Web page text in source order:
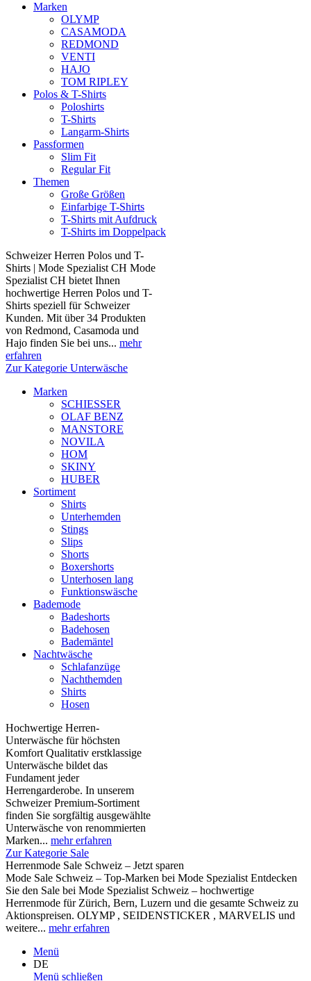
Marken
OLYMP
CASAMODA
REDMOND
VENTI
HAJO
TOM RIPLEY
Polos & T-Shirts
Poloshirts
T-Shirts
Langarm-Shirts
Passformen
Slim Fit
Regular Fit
Themen
Große Größen
Einfarbige T-Shirts
T-Shirts mit Aufdruck
T-Shirts im Doppelpack
Schweizer Herren Polos und T-
Shirts | Mode Spezialist CH Mode
Spezialist CH bietet Ihnen
hochwertige Herren Polos und T-
Shirts speziell für Schweizer
Kunden. Mit über 34 Produkten
von Redmond, Casamoda und
Hajo finden Sie bei uns... mehr
erfahren
Zur Kategorie Unterwäsche
Marken
SCHIESSER
OLAF BENZ
MANSTORE
NOVILA
HOM
SKINY
HUBER
Sortiment
Shirts
Unterhemden
Stings
Slips
Shorts
Boxershorts
Unterhosen lang
Funktionswäsche
Bademode
Badeshorts
Badehosen
Bademäntel
Nachtwäsche
Schlafanzüge
Nachthemden
Shirts
Hosen
Hochwertige Herren-
Unterwäsche für höchsten
Komfort Qualitativ erstklassige
Unterwäsche bildet das
Fundament jeder
Herrengarderobe. In unserem
Schweizer Premium-Sortiment
finden Sie sorgfältig ausgewählte
Unterwäsche von renommierten
Marken... mehr erfahren
Zur Kategorie Sale
Herrenmode Sale Schweiz – Jetzt sparen
Mode Sale Schweiz – Top-Marken bei Mode Spezialist Entdecken
Sie den Sale bei Mode Spezialist Schweiz – hochwertige
Herrenmode für Zürich, Bern, Luzern und die gesamte Schweiz zu
Aktionspreisen. OLYMP , SEIDENSTICKER , MARVELIS und
weitere... mehr erfahren
Menü
DE
Menü schließen